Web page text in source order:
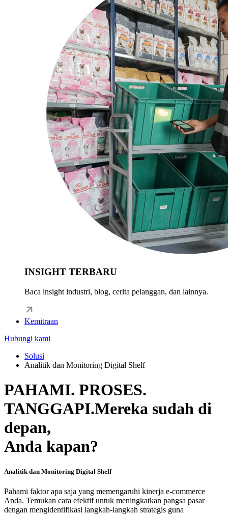
INSIGHT TERBARU
Baca insight industri, blog, cerita pelanggan, dan lainnya.
Kemitraan
Hubungi kami
Solusi
Analitik dan Monitoring Digital Shelf
PAHAMI. PROSES.
TANGGAPI.Mereka sudah di
depan,
Anda kapan?
Analitik dan Monitoring Digital Shelf
Pahami faktor apa saja yang memengaruhi kinerja e-commerce
Anda. Temukan cara efektif untuk meningkatkan pangsa pasar
dengan mengidentifikasi langkah-langkah strategis guna